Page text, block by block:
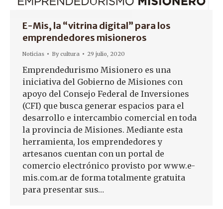
E-Mis, la “vitrina digital” para los
emprendedores misioneros
Noticias Bycultura 29 julio, 2020
Emprendedurismo Misionero es una
iniciativa del Gobierno de Misiones con
apoyo del Consejo Federal de Inversiones
(CFI) que busca generar espacios para el
desarrollo e intercambio comercial en toda
la provincia de Misiones. Mediante esta
herramienta, los emprendedores y
artesanos cuentan con un portal de
comercio electrónico provisto por www.e-
mis.com.ar de forma totalmente gratuita
para presentar sus…